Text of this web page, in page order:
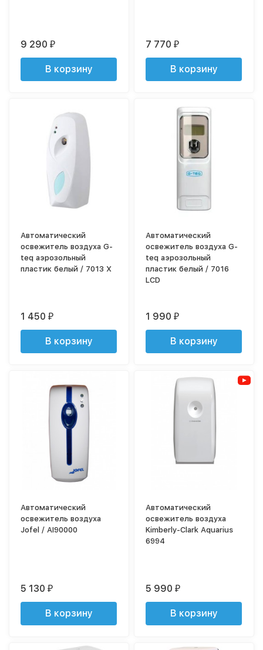
9 290₽
В корзину
7 770₽
В корзину
Автоматический
освежитель воздуха G-
teq аэрозольный
пластик белый / 7013 X
1 450₽
В корзину
Автоматический
освежитель воздуха G-
teq аэрозольный
пластик белый / 7016
LCD
1 990₽
В корзину
Автоматический
освежитель воздуха
Jofel / AI90000
5 130₽
В корзину
Автоматический
освежитель воздуха
Kimberly-Clark Aquarius
6994
5 990₽
В корзину